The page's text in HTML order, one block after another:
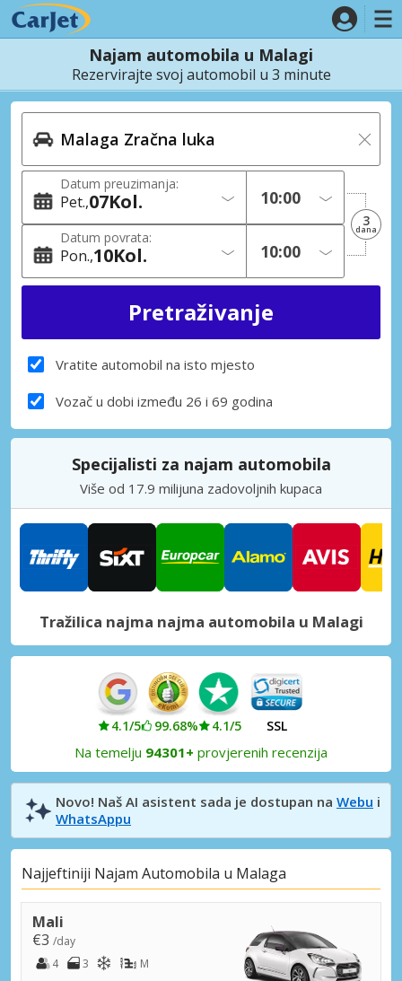
Najam automobila u Malagi
Rezervirajte svoj automobil u 3 minute
Datum preuzimanja:
Pet. 07Kol.
Datum povrata:
Pon. 10Kol.
3
dana
Vratite automobil na isto mjesto
Vozač u dobi između 26 i 69 godina
Specijalisti za najam automobila
Više od 17.9 milijuna zadovoljnih kupaca
Tražilica najma najma automobila u Malagi
4.1/5 99.68% 4.1/5 SSL
Na temelju 94301+ provjerenih recenzija
Novo! Naš AI asistent sada je dostupan na Webu i
WhatsAppu
Najjeftiniji Najam Automobila u Malaga
Mali
€3 /day
4
3 M